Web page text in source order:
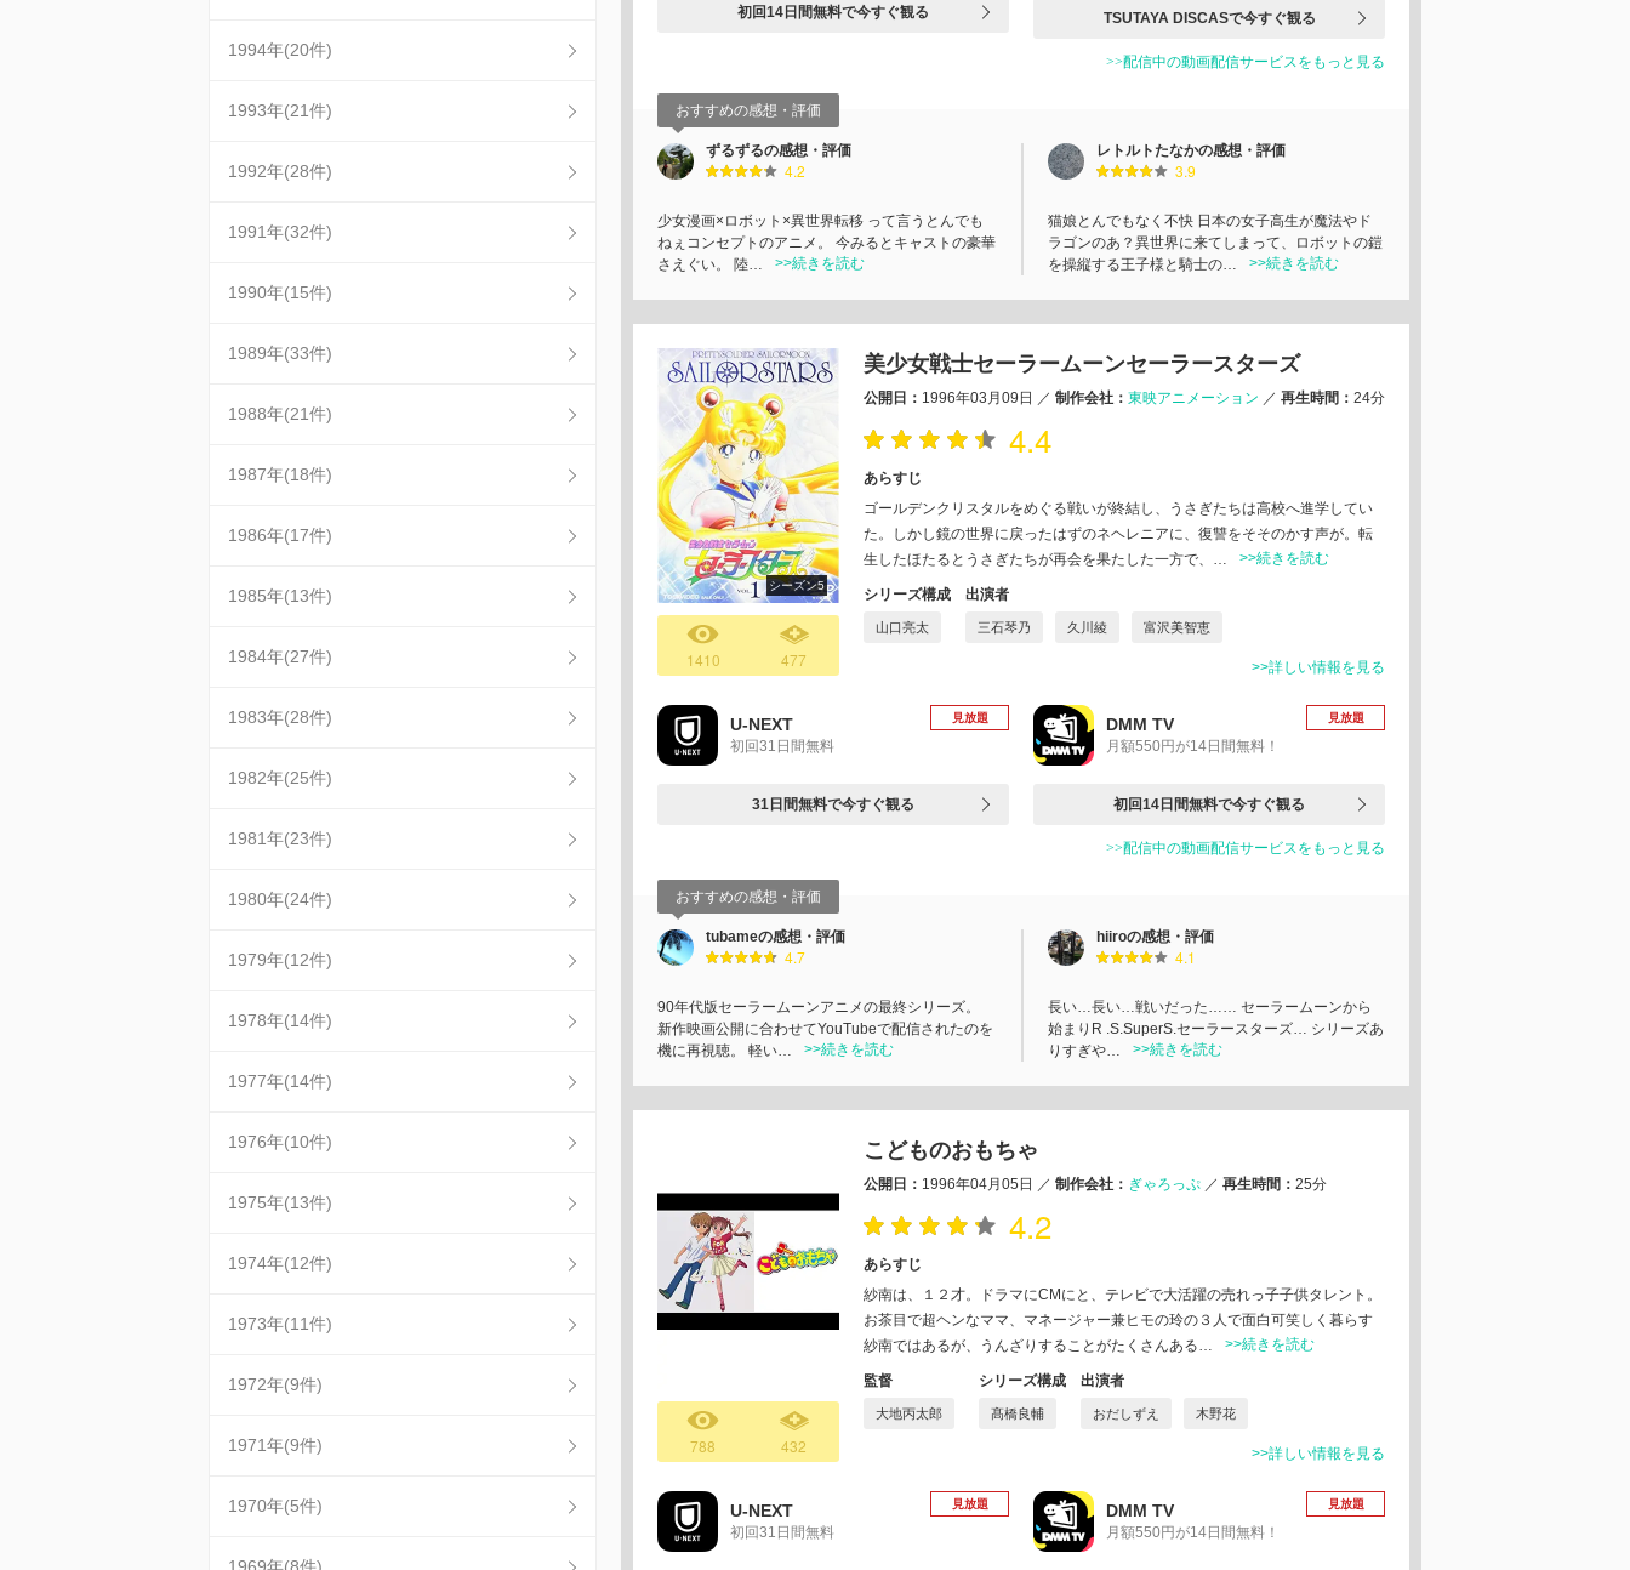
1994年(20件)
1993年(21件)
1992年(28件)
1991年(32件)
1990年(15件)
1989年(33件)
1988年(21件)
1987年(18件)
1986年(17件)
1985年(13件)
1984年(27件)
1983年(28件)
1982年(25件)
1981年(23件)
1980年(24件)
1979年(12件)
1978年(14件)
1977年(14件)
1976年(10件)
1975年(13件)
1974年(12件)
1973年(11件)
1972年(9件)
1971年(9件)
1970年(5件)
初回14日間無料で今すぐ観る TSUTAYA DISCASで今すぐ観る
>>配信中の動画配信サービスをもっと見る
おすすめの感想・評価
ずるずるの感想・評価
4.2
少女漫画×ロボット×異世界転移 って言うとんでも
ねぇコンセプトのアニメ。 今みるとキャストの豪華
さえぐい。 陸…
>>続きを読む
レトルトたなかの感想・評価
3.9
猫娘とんでもなく不快 日本の女子高生が魔法やド
ラゴンのあ？異世界に来てしまって、ロボットの鎧
を操縦する王子様と騎士の…
>>続きを読む
シーズン5
1410 477
美少女戦士セーラームーンセーラースターズ
公開日： 1996年03月09日 ／ 制作会社： 東映アニメーション ／ 再生時間： 24分
4.4
あらすじ
ゴールデンクリスタルをめぐる戦いが終結し、うさぎたちは高校へ進学してい
た。しかし鏡の世界に戻ったはずのネヘレニアに、復讐をそそのかす声が。転
生したほたるとうさぎたちが再会を果たした一方で、…
>>続きを読む
シリーズ構成
山口亮太
出演者
三石琴乃 久川綾 富沢美智恵
>>詳しい情報を見る
U-NEXT
初回31日間無料
見放題
31日間無料で今すぐ観る
DMM TV
月額550円が14日間無料！
見放題
初回14日間無料で今すぐ観る
>>配信中の動画配信サービスをもっと見る
おすすめの感想・評価
tubameの感想・評価
4.7
90年代版セーラームーンアニメの最終シリーズ。
新作映画公開に合わせてYouTubeで配信されたのを
機に再視聴。 軽い…
>>続きを読む
hiiroの感想・評価
4.1
長い…長い…戦いだった…… セーラームーンから
始まりR .S.SuperS.セーラースターズ… シリーズあ
りすぎや…
>>続きを読む
788 432
こどものおもちゃ
公開日： 1996年04月05日 ／ 制作会社： ぎゃろっぷ ／ 再生時間： 25分
4.2
あらすじ
紗南は、１２才。ドラマにCMにと、テレビで大活躍の売れっ子子供タレント。
お茶目で超ヘンなママ、マネージャー兼ヒモの玲の３人で面白可笑しく暮らす
紗南ではあるが、うんざりすることがたくさんある…
>>続きを読む
監督
大地丙太郎
シリーズ構成
髙橋良輔
出演者
おだしずえ 木野花
>>詳しい情報を見る
U-NEXT
初回31日間無料
見放題 DMM TV
月額550円が14日間無料！
見放題